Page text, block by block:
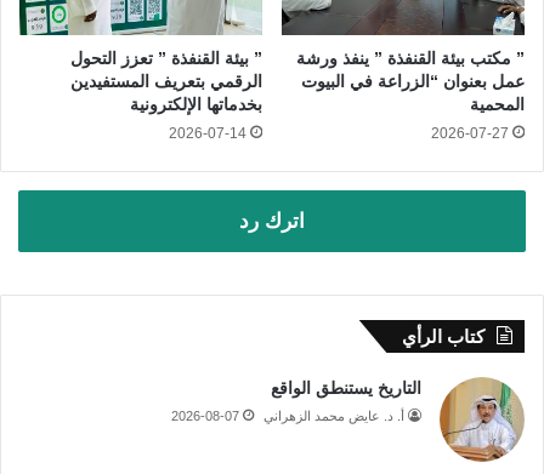
” مكتب بيئة القنفذة ” ينفذ ورشة
عمل بعنوان “الزراعة في البيوت
المحمية
2026-07-27
” بيئة القنفذة ” تعزز التحول
الرقمي بتعريف المستفيدين
بخدماتها الإلكترونية
2026-07-14
اترك رد
كتاب الرأي
التاريخ يستنطق الواقع
أ. د. عايض محمد الزهراني 2026-08-07